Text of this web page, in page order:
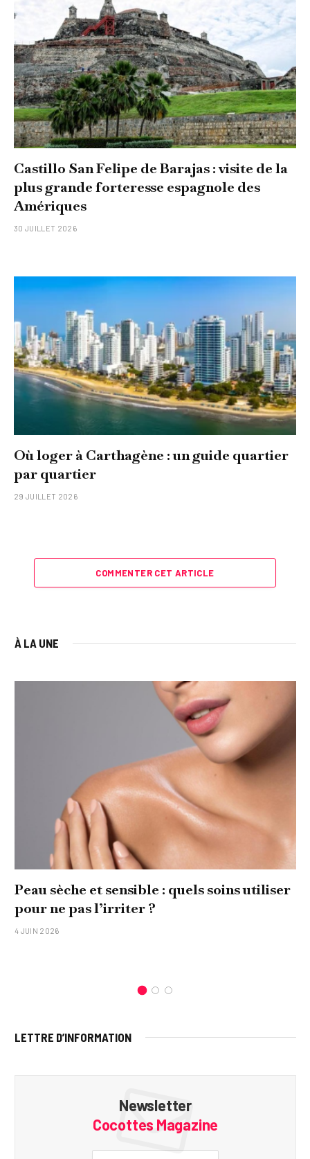
Castillo San Felipe de Barajas : visite de la
plus grande forteresse espagnole des
Amériques
30 JUILLET 2026
Où loger à Carthagène : un guide quartier
par quartier
29 JUILLET 2026
COMMENTER CET ARTICLE
À LA UNE
et sensible : quels soins utiliser
pas l’irriter ?
LETTRE D’INFORMATION
Newsletter
Cocottes Magazine